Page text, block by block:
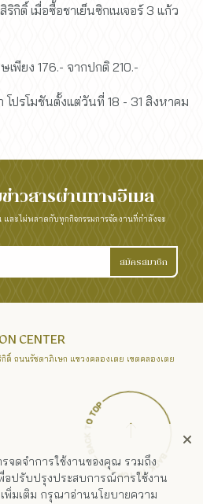
ติ์ เมื่อซื้อชาเย็นซิกเนเจอร์ 3 แก้ว
เพียง 176.- จากปกติ 210.-
โปรโมชันตั้งแต่วันที่ 18 - 31 สิงหาคม
าวสารผ่านทางอีเมล
ละไม่พลาดกับทุกกิจกรรมการจัดงานที่กำลังจะ
สมัครสมาชิก
CENTER
ติ์ ถนนรัชดาภิเษก แขวงคลองเตย เขตคลองเตย
จดจำการใช้งานของคุณ รวมถึง
พื่อปรับปรุงประสบการณ์การใช้งาน
พิ่มเติม กรุณาอ่านนโยบายความ